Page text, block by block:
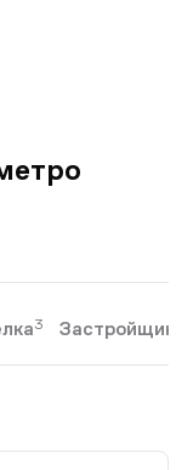
3 Застройщики